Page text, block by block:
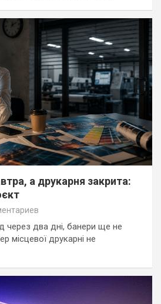
а друкарня закрита:
через два дні, банери ще не
місцевої друкарні не